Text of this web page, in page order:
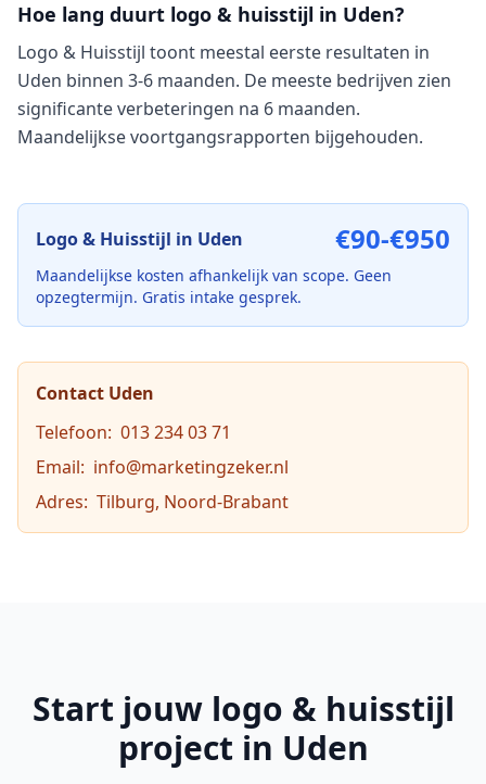
Hoe lang duurt logo & huisstijl in Uden?
Logo & Huisstijl toont meestal eerste resultaten in
Uden binnen 3-6 maanden. De meeste bedrijven zien
significante verbeteringen na 6 maanden.
Maandelijkse voortgangsrapporten bijgehouden.
Logo & Huisstijl in Uden €90-€950
Maandelijkse kosten afhankelijk van scope. Geen
opzegtermijn. Gratis intake gesprek.
Contact Uden
Telefoon: 013 234 03 71
Email: info@marketingzeker.nl
Adres: Tilburg, Noord-Brabant
Start jouw logo & huisstijl
project in Uden